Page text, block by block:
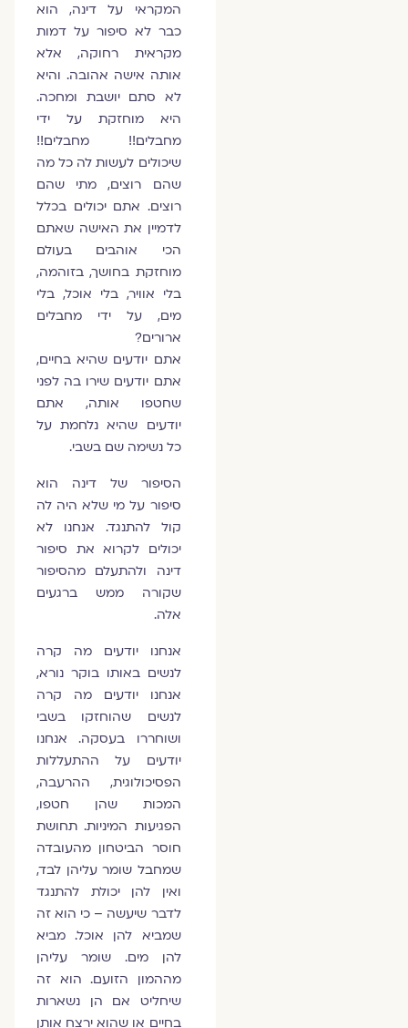
המקראי על דינה, הוא
כבר לא סיפור על דמות
מקראית רחוקה, אלא
אותה אישה אהובה. והיא
לא סתם יושבת ומחכה.
היא מוחזקת על ידי
מחבלים!! מחבלים!!
שיכולים לעשות לה כל מה
שהם רוצים, מתי שהם
רוצים. אתם יכולים בכלל
לדמיין את האישה שאתם
הכי אוהבים בעולם
מוחזקת בחושך, בזוהמה,
בלי אוויר, בלי אוכל, בלי
מים, על ידי מחבלים
ארורים?
אתם יודעים שהיא בחיים,
אתם יודעים שירו בה לפני
שחטפו אותה, אתם
יודעים שהיא נלחמת על
כל נשימה שם בשבי.
הסיפור של דינה הוא
סיפור על מי שלא היה לה
קול להתנגד. אנחנו לא
יכולים לקרוא את סיפור
דינה ולהתעלם מהסיפור
שקורה ממש ברגעים
אלה.
אנחנו יודעים מה קרה
לנשים באותו בוקר נורא,
אנחנו יודעים מה קרה
לנשים שהוחזקו בשבי
ושוחררו בעסקה. אנחנו
יודעים על ההתעללות
הפסיכולוגית, ההרעבה,
המכות שהן חטפו,
הפגיעות המיניות. תחושת
חוסר הביטחון מהעובדה
שמחבל שומר עליהן לבד,
ואין להן יכולת להתנגד
לדבר שיעשה – כי הוא זה
שמביא להן אוכל. מביא
להן מים. שומר עליהן
מההמון הזועם. הוא זה
שיחליט אם הן נשארות
בחיים או שהוא ירצח אותן